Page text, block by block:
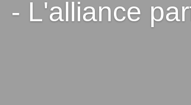
- L'alliance